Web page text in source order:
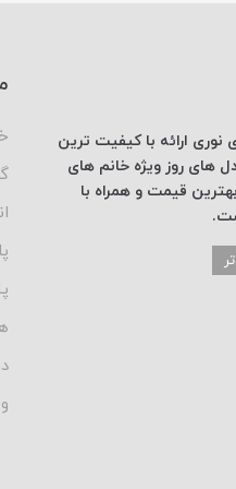
نوری ارائه با کیفیت ترین
های روز ویژه خانم های
بهترین قیمت و همراه با